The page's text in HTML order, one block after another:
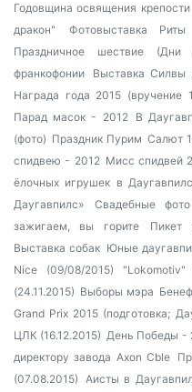
Годовщина освящения крепости
дракон"
Фотовыставка
Праздничное шествие (Дни
франкофонии
Выставка Силвы
Награда года 2015 (вручение
Парад масок - 2012
В
(фото) Праздник Пурим Салют
спидвею - 2012 Мисс спидвей
ёлочных игрушек в
Даугавпилс»
Свадебные
зажигаем, вы горите
Пикет
Выставка собак Юные
Nice (09/08/2015)
(24.11.2015) Выборы мэра
Grand Prix 2015 (подготовка;
ЦЛК (16.12.2015) День Победы -
директору завода Axon Cble
(07.08.2015) Аисты в